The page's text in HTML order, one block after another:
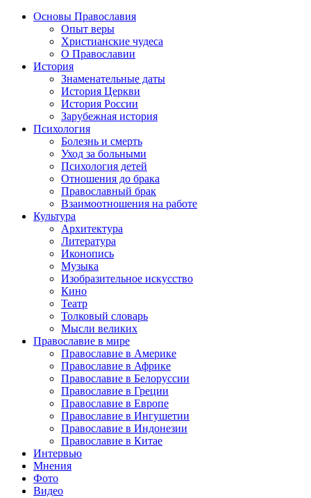
Основы Православия
Опыт веры
Христианские чудеса
О Православии
История
Знаменательные даты
История Церкви
История России
Зарубежная история
Психология
Болезнь и смерть
Уход за больными
Психология детей
Отношения до брака
Православный брак
Взаимоотношения на работе
Культура
Архитектура
Литература
Иконопись
Музыка
Изобразительное искусство
Кино
Театр
Толковый словарь
Мысли великих
Православие в мире
Православие в Америке
Православие в Африке
Православие в Белоруссии
Православие в Греции
Православие в Европе
Православие в Ингушетии
Православие в Индонезии
Православие в Китае
Интервью
Мнения
Фото
Видео